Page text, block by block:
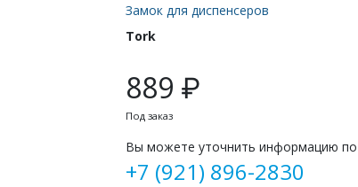
Замок для диспенсеров
Tork
889 ₽
Под заказ
Вы можете уточнить информацию
+7 (921) 896-2830